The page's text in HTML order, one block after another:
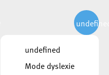
undefined
Mode dyslexie